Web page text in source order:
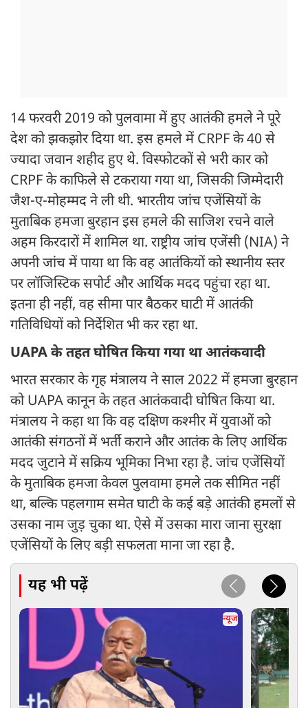
14 फरवरी 2019 को पुलवामा में हुए आतंकी हमले ने पूरे
देश को झकझोर दिया था. इस हमले में CRPF के 40 से
ज्यादा जवान शहीद हुए थे. विस्फोटकों से भरी कार को
CRPF के काफिले से टकराया गया था, जिसकी जिम्मेदारी
जैश-ए-मोहम्मद ने ली थी. भारतीय जांच एजेंसियों के
मुताबिक हमजा बुरहान इस हमले की साजिश रचने वाले
अहम किरदारों में शामिल था. राष्ट्रीय जांच एजेंसी (NIA) ने
अपनी जांच में पाया था कि वह आतंकियों को स्थानीय स्तर
पर लॉजिस्टिक सपोर्ट और आर्थिक मदद पहुंचा रहा था.
इतना ही नहीं, वह सीमा पार बैठकर घाटी में आतंकी
गतिविधियों को निर्देशित भी कर रहा था.
UAPA के तहत घोषित किया गया था आतंकवादी
भारत सरकार के गृह मंत्रालय ने साल 2022 में हमजा बुरहान
को UAPA कानून के तहत आतंकवादी घोषित किया था.
मंत्रालय ने कहा था कि वह दक्षिण कश्मीर में युवाओं को
आतंकी संगठनों में भर्ती कराने और आतंक के लिए आर्थिक
मदद जुटाने में सक्रिय भूमिका निभा रहा है. जांच एजेंसियों
के मुताबिक हमजा केवल पुलवामा हमले तक सीमित नहीं
था, बल्कि पहलगाम समेत घाटी के कई बड़े आतंकी हमलों से
उसका नाम जुड़ चुका था. ऐसे में उसका मारा जाना सुरक्षा
एजेंसियों के लिए बड़ी सफलता माना जा रहा है.
यह भी पढ़ें
न्यूज